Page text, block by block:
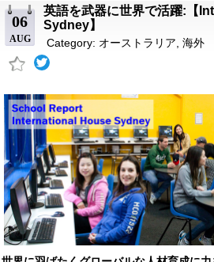
06
AUG
英語を武器に世界で活躍:【
Sydney】
Category: オーストラリア 海外